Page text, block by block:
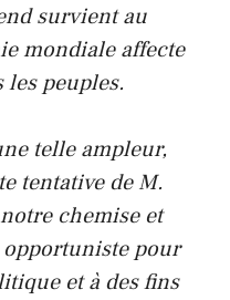
survient au
mondiale affecte
les peuples.
telle ampleur,
tentative de M.
chemise et
pour
et à des fins